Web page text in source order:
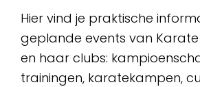
Hier vind je praktische
geplande events van
en haar clubs:
trainingen, karatekampen,